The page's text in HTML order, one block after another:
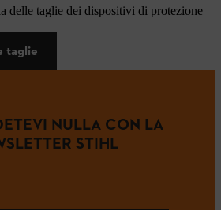
delle taglie dei dispositivi di protezione
taglie
NULLA CON LA
STIHL